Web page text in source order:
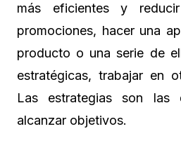
más eficientes y
promociones, hacer una
producto o una serie de
estratégicas, trabajar en
Las estrategias son las
alcanzar objetivos.